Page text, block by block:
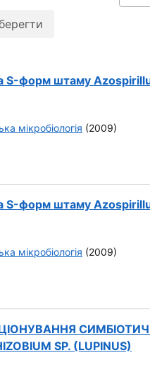
S-форм штаму
мікробіологія (2009)
S-форм штаму
мікробіологія (2009)
SP. (LUPINUS)